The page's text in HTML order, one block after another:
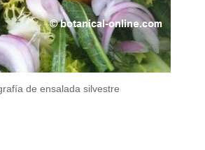
de ensalada silvestre